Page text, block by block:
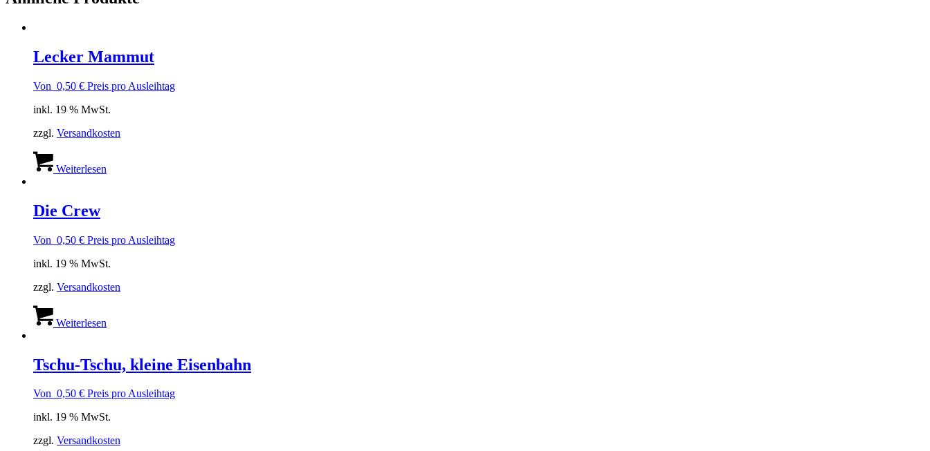
Lecker Mammut
Von 0,50 € Preis pro Ausleihtag
inkl. 19 % MwSt.
zzgl. Versandkosten
Weiterlesen
Die Crew
Von 0,50 € Preis pro Ausleihtag
inkl. 19 % MwSt.
zzgl. Versandkosten
Weiterlesen
Tschu-Tschu, kleine Eisenbahn
Von 0,50 € Preis pro Ausleihtag
inkl. 19 % MwSt.
zzgl. Versandkosten